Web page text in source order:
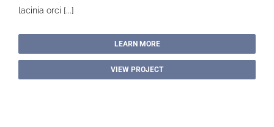
lacinia orci [...]
LEARN MORE
VIEW PROJECT